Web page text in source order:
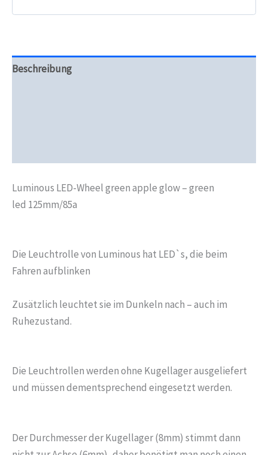
Beschreibung
Luminous LED-Wheel green apple glow – green
led 125mm/85a
Die Leuchtrolle von Luminous hat LED`s, die beim
Fahren aufblinken
Zusätzlich leuchtet sie im Dunkeln nach – auch im
Ruhezustand.
Die Leuchtrollen werden ohne Kugellager ausgeliefert
und müssen dementsprechend eingesetzt werden.
Der Durchmesser der Kugellager (8mm) stimmt dann